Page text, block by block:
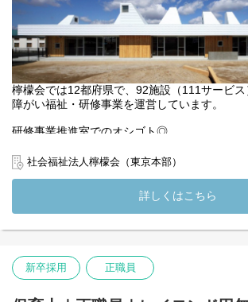
(変更の範囲）法人の定める業務
檸檬会では12都府県で、92施設（111サービス
障がい福祉・研修事業を運営しています。
研修事業推進室でのオシゴト◎
檸檬会が東京都から委託を受けておこなってい
等キャリアアップ研修】の運営及び企画・実
◎eラーニング受講管理・集計業務・一部受講
◎Zoomを活用した研修立会
【こんな方がマッチする！】
・社内外の人と丁寧にやりとりできる方
・わからないことも自分で調べて対応できる方
社会福祉法人檸檬会（東京本部）
詳しくはこちら
新卒採用 正職員